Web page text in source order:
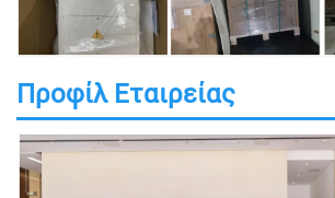
Προφίλ Εταιρείας